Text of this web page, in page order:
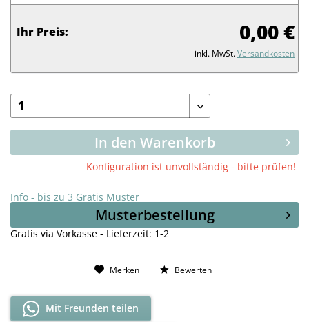
Ihr Preis: 0,00 €
inkl. MwSt.Versandkosten
In den Warenkorb
Konfiguration ist unvollständig - bitte prüfen!
Musterbestellung
Info - bis zu 3 Gratis Muster
Gratis via Vorkasse - Lieferzeit: 1-2
Merken Bewerten
Mit Freunden teilen